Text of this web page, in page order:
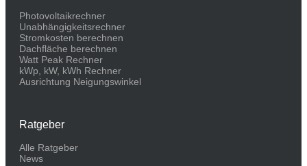
Photovoltaikrechner
Unabhängigkeitsrechner
Stromkosten berechnen
Dachfläche berechnen
Watt Peak Rechner
kWp, kW, kWh Rechner
Ausrichtung Neigungswinkel
Ratgeber
Alle Ratgeber
News